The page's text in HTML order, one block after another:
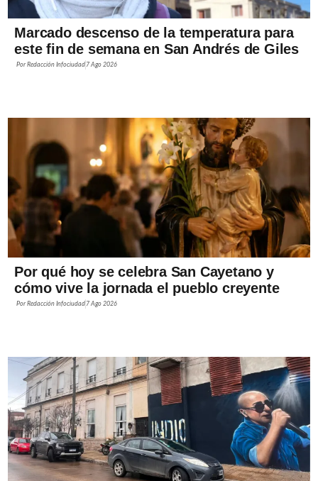
Marcado descenso de la temperatura para
este fin de semana en San Andrés de Giles
PorRedacción Infociudad 7 Ago 2026
Por qué hoy se celebra San Cayetano y
cómo vive la jornada el pueblo creyente
PorRedacción Infociudad 7 Ago 2026